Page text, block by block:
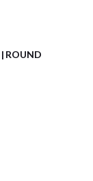
ROUND